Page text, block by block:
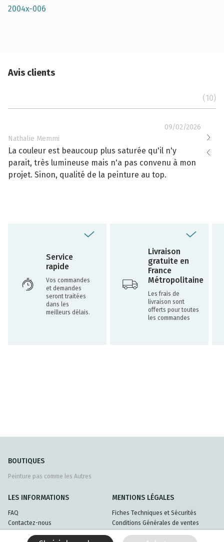
2004x-006
Avis clients
(10)
09/02/2026
Nathalie Memmi
La couleur est beaucoup plus saturée qu'il n'y
parait, très lumineuse mais n'a pas convenu à mon
projet. Sinon, qualité de la peinture au top.
La
Service
rapide
Vos commandes
et demandes
seront traitées
dans les
meilleurs délais.
Livraison
gratuite en
France
Métropolitaine
Les frais de
livraison sont
offerts pour toutes
les commandes
BOUTIQUES
Peinture pas comme les Autres
LES INFORMATIONS
FAQ
Contactez-nous
MENTIONS LÉGALES
Fiches Techniques et Sécurités
Conditions Générales de ventes